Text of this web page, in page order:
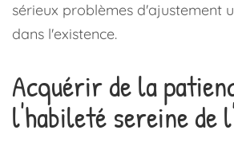
sérieux problèmes d'ajustement
dans l'existence.
Acquérir de la
l'habileté sereine de